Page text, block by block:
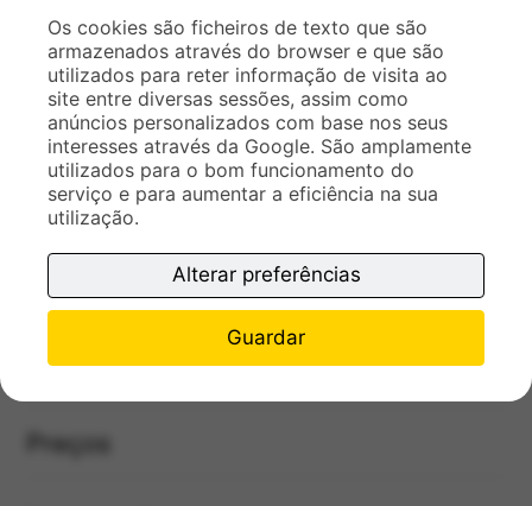
Os cookies são ficheiros de texto que são
armazenados através do browser e que são
utilizados para reter informação de visita ao
site entre diversas sessões, assim como
anúncios personalizados com base nos seus
interesses através da Google. São amplamente
utilizados para o bom funcionamento do
serviço e para aumentar a eficiência na sua
utilização.
Alterar preferências
Guardar
email
Precisa de ajuda?
Estudo de Mercado
Contatar
A nossa equipa
Carreiras na imovendo
Preços